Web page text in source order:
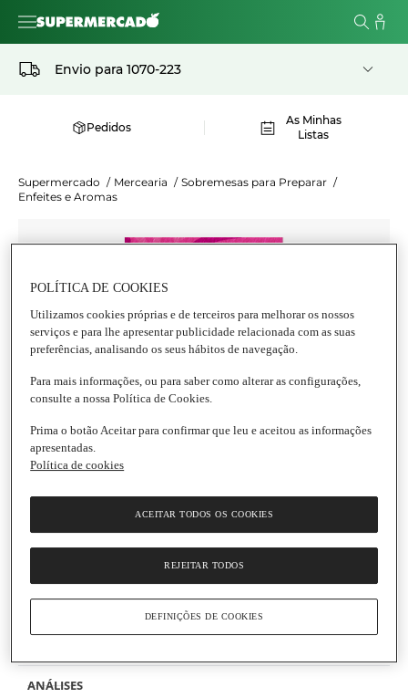
Envio para 1070-223
Pedidos
As Minhas
Listas
Supermercado / Mercearia / Sobremesas para Preparar /
Enfeites e Aromas
Corantes Alimentares Pack 3
valor
de
para
mesma
página.
Escrever uma opinião
POLÍTICA DE COOKIES
Utilizamos cookies próprias e de terceiros para melhorar os nossos
serviços e para lhe apresentar publicidade relacionada com as suas
preferências, analisando os seus hábitos de navegação.
Para mais informações, ou para saber como alterar as configurações,
consulte a nossa Política de Cookies.
Prima o botão Aceitar para confirmar que leu e aceitou as informações
apresentadas.
Política de cookies
REJEITAR TODOS
ACEITAR TODOS OS COOKIES
DEFINIÇÕES DE COOKIES